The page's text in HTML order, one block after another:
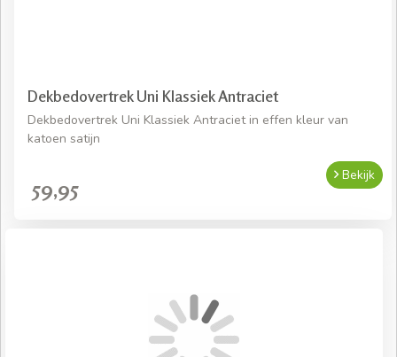
Dekbedovertrek Uni Klassiek Antraciet
Dekbedovertrek Uni Klassiek Antraciet in effen kleur van
katoen satijn
59,95
Bekijk